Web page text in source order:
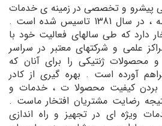
پیشرو و تخصصی در زمینه ی خدمات
ژنتیک و گرایشهای مربوطه ، در سال 1381 تاسیس شده است .
دارد که طی سالهای فعالیت خود با
علمی و شرکتهای معتبر در سراسر
محصولات ژنتیکی را برای آنان که
آورده است . بهره گیری از کادر
کیفیت محصولا ت ، خدمات و
رضایت مشتریان افتخار ماست .
ویژه ای در تجهیز و راه اندازی